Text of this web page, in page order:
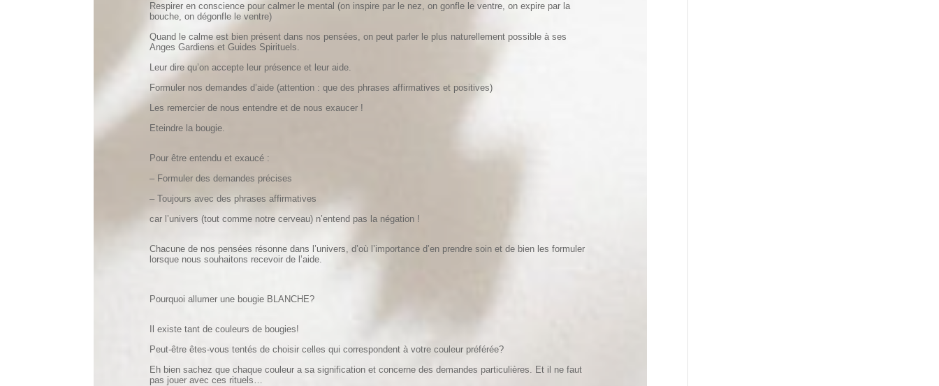
Respirer en conscience pour calmer le mental (on inspire par le nez, on gonfle le ventre, on expire par la
bouche, on dégonfle le ventre)
Quand le calme est bien présent dans nos pensées, on peut parler le plus naturellement possible à ses
Anges Gardiens et Guides Spirituels.
Leur dire qu’on accepte leur présence et leur aide.
Formuler nos demandes d’aide (attention : que des phrases affirmatives et positives)
Les remercier de nous entendre et de nous exaucer !
Eteindre la bougie.
Pour être entendu et exaucé :
– Formuler des demandes précises
– Toujours avec des phrases affirmatives
car l’univers (tout comme notre cerveau) n’entend pas la négation !
Chacune de nos pensées résonne dans l’univers, d’où l’importance d’en prendre soin et de bien les formuler
lorsque nous souhaitons recevoir de l’aide.
Pourquoi allumer une bougie BLANCHE?
Il existe tant de couleurs de bougies!
Peut-être êtes-vous tentés de choisir celles qui correspondent à votre couleur préférée?
Eh bien sachez que chaque couleur a sa signification et concerne des demandes particulières. Et il ne faut
pas jouer avec ces rituels…